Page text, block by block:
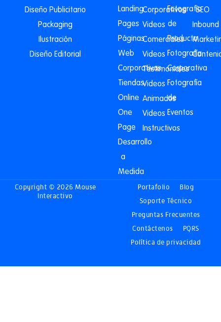
Diseño Publicitario
Packaging
Ilustración
Diseño Editorial
Landing
Pages
Páginas
Web
Corporativas
Tiendas
Online
One
Page
Desarrollo
a
Medida
Corporativos
Videos
Comerciales
Videos
Testimoniales
Videos
Animados
Videos
Instructivos
Fotografía
de
Producto
Fotografía
Corporativa
Fotografía
de
Eventos
SEO
Inbound
Copyright © 2026 Mouse
Interactivo
Portafolio
Blog
Soporte Técnico
Preguntas Frecuentes
Contáctenos
PQRS
Política de privacidad